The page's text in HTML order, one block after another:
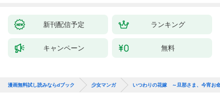
新刊配信予定 ランキング
キャンペーン 無料
漫画無料試し読みならdブック 少女マンガ いつわりの花嫁 ～旦那さま、今宵お